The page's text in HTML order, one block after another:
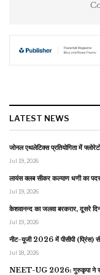
LATEST NEWS
जोनल एथलेटिक्स प्रतियोगिता में
Jul 19, 2026
लायंस क्लब सीकर कल्याण धणी का
Jul 19, 2026
केशवानन्द का जलवा बरकरार, दूसरे
Jul 19, 2026
नीट-यूजी 2026 में पीसीपी (प्रिंस)
Jul 18, 2026
NEET-UG 2026: गुरुकृपा ने